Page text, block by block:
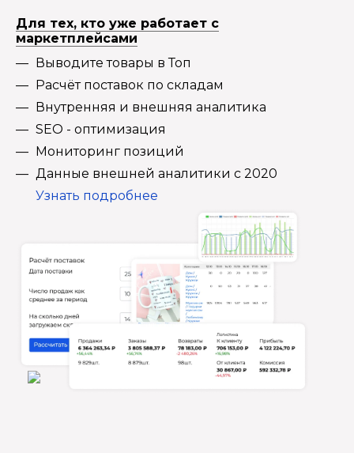
Для тех, кто уже работает с
маркетплейсами
Выводите товары в Топ
Расчёт поставок по складам
Внутренняя и внешняя аналитика
SEO - оптимизация
Мониторинг позиций
Данные внешней аналитики с 2020
Узнать подробнее